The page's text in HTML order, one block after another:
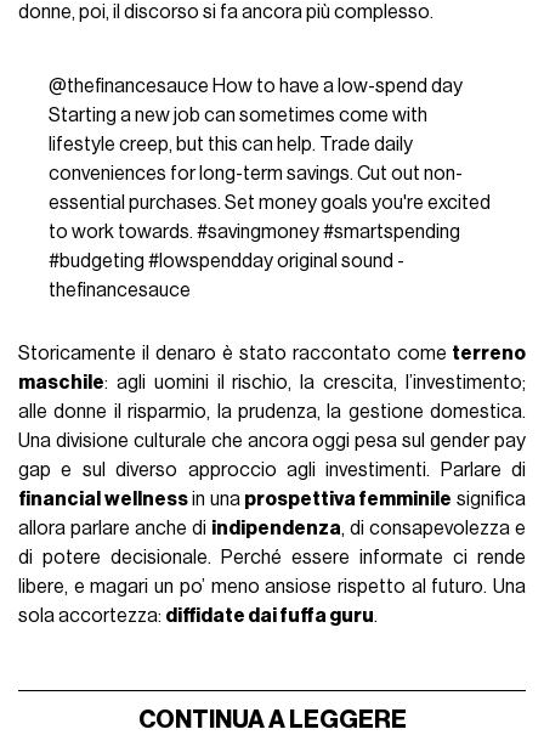
donne, poi, il discorso si fa ancora più complesso.
@thefinancesauce How to have a low-spend day
Starting a new job can sometimes come with
lifestyle creep, but this can help. Trade daily
conveniences for long-term savings. Cut out non-
essential purchases. Set money goals you're excited
to work towards. #savingmoney#smartspending
#budgeting #lowspenddayoriginal sound -
thefinancesauce
Storicamente il denaro è stato raccontato come terreno
maschile: agli uomini il rischio, la crescita, l’investimento;
alle donne il risparmio, la prudenza, la gestione domestica.
Una divisione culturale che ancora oggi pesa sul gender pay
gap e sul diverso approccio agli investimenti. Parlare di
financial wellnessin una prospettiva femminile significa
allora parlare anche di indipendenza, di consapevolezza e
di potere decisionale. Perché essere informate ci rende
libere, e magari un po’ meno ansiose rispetto al futuro. Una
sola accortezza: diffidate dai fuffa guru.
CONTINUA A LEGGERE